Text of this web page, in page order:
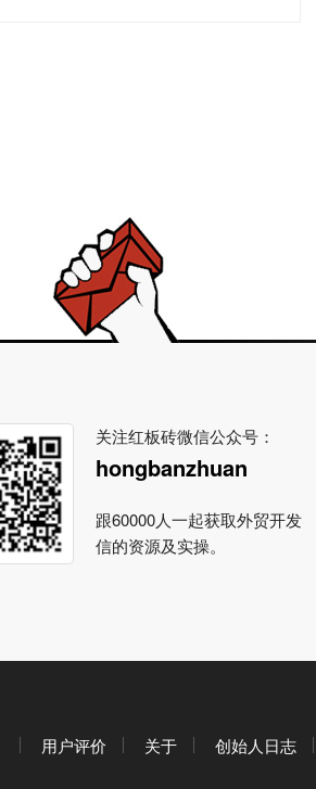
关注红板砖微信公众号：
hongbanzhuan
跟60000人一起获取外贸开发
信的资源及实操。
用户评价 关于 创始人日志